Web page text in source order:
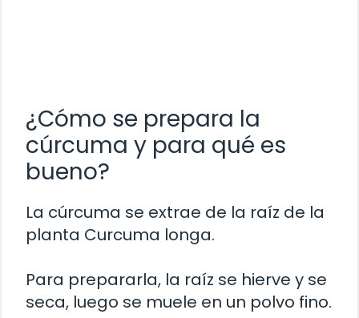
¿Cómo se prepara la
cúrcuma y para qué es
bueno?
La cúrcuma se extrae de la raíz de la
planta Curcuma longa.
Para prepararla, la raíz se hierve y se
seca, luego se muele en un polvo fino.